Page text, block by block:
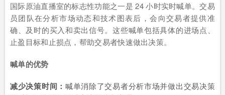
国际原油直播室的标志性功能之一是 24 小时实时喊单。交易
员团队在分析市场动态和技术图表后，会向交易者提供准
确、及时的买入和卖出信号。这些喊单包括具体的进场点、
止盈目标和止损点，帮助交易者快速做出决策。
喊单的优势
减少决策时间： 喊单消除了交易者分析市场并做出交易决策